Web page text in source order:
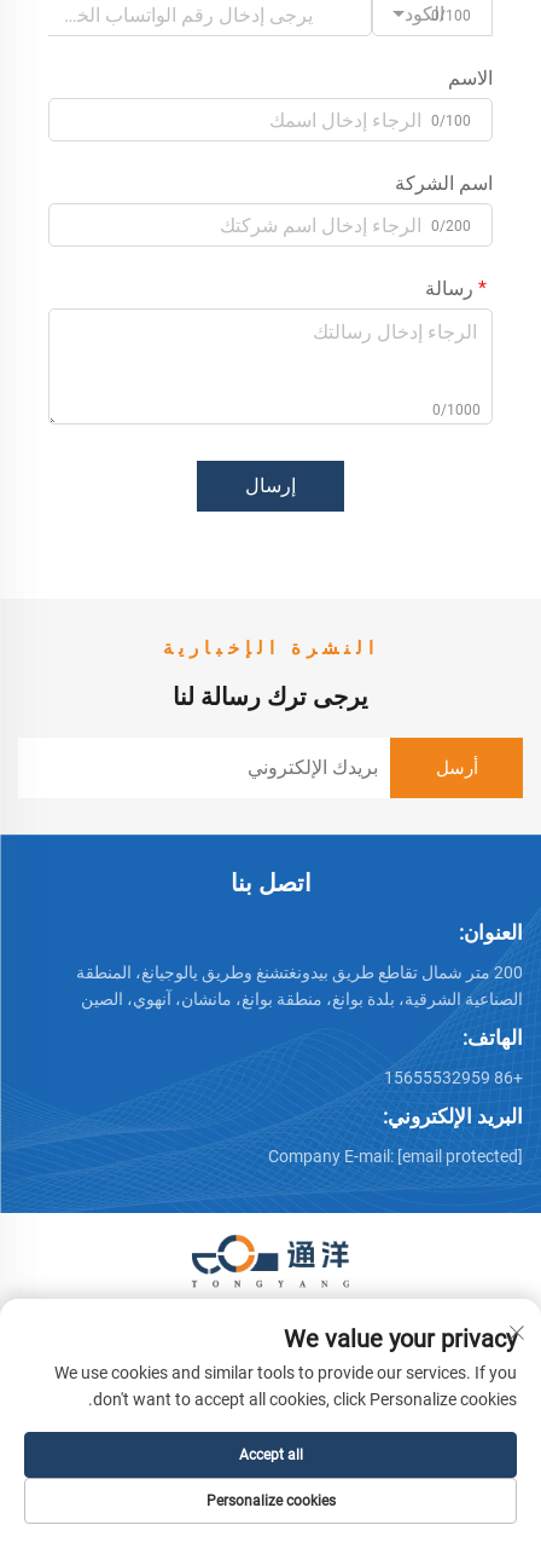
الكود0/100
الاسم
0/100
اسم الشركة
0/200
رسالة
0/1000
إرسال
النشرة الإخبارية
يرجى ترك رسالة لنا
اتصل بنا
العنوان:
200 متر شمال تقاطع طريق بيدونغتشنغ وطريق يالوجيانغ، المنطقة
الصناعية الشرقية، بلدة بوانغ، منطقة بوانغ، مانشان، آنهوي، الصين
الهاتف:
+86 15655532959
البريد الإلكتروني:
Company E-mail: [email protected]
والمعدات المحدودة. جميع الحقوق محفوظة.
We value your privacy
We use cookies and similar tools to provide our services. If you
don't want to accept all cookies, click Personalize cookies.
Personalize cookies
Accept all